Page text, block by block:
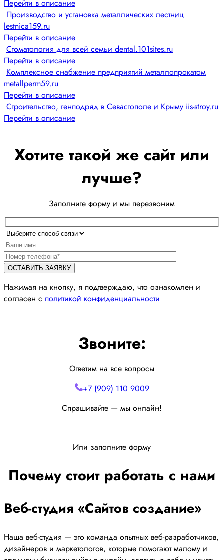
Перейти в описание
Производство и установка металлических лестниц
lestnica159.ru
Перейти в описание
Стоматология для всей семьи dental.101sites.ru
Перейти в описание
Комплексное снабжение предприятий металлопрокатом
metallperm59.ru
Перейти в описание
Строительство, генподряд в Севастополе и Крыму iis-stroy.ru
Перейти в описание
Хотите такой же сайт или
лучше?
Заполните форму и мы перезвоним
Нажимая на кнопку, я подтверждаю, что ознакомлен и
согласен с политикой конфиденциальности
Звоните:
Ответим на все вопросы
+7 (909) 110 9009
Спрашивайте — мы онлайн!
Или заполните форму
Почему стоит работать с нами
Веб-студия «Сайтов создание»
Наша веб-студия — это команда опытных веб-разработчиков,
дизайнеров и маркетологов, которые помогают малому и